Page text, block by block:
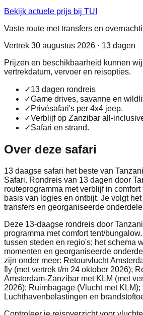
Bekijk actuele prijs bij TUI
Vaste route met transfers en
Vertrek 30 augustus 2026 · 13 dagen
Prijzen en beschikbaarheid kunnen
vertrekdatum, vervoer en reisopties.
✓13 dagen rondreis
✓Game drives, savanne en
✓ Privésafari's per 4x4 jeep.
✓Verblijf op Zanzibar all-
✓Safari en strand.
Over deze safari
13 daagse safari het beste van
Safari. Rondreis van 13 dagen door
routeprogramma met verblijf in
basis van logies en ontbijt. Je volgt
transfers en georganiseerde
Deze 13-daagse rondreis door
programma met comfort tent/
tussen steden en regio's; het schema
momenten en georganiseerde
zijn onder meer: Retourvlucht
fly (met vertrek t/m 24 oktober 2026);
Amsterdam-Zanzibar met KLM (met
2026); Ruimbagage (Vlucht met KLM);
Luchthavenbelastingen en